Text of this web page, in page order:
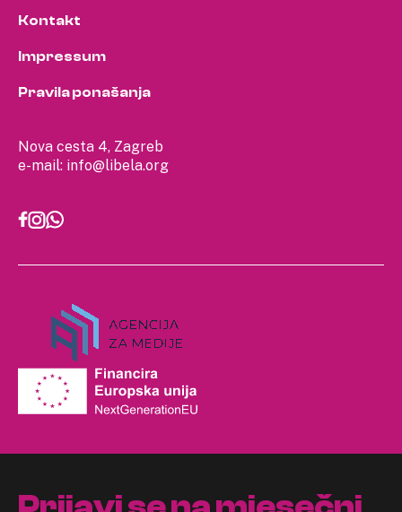
Nova cesta 4, Zagreb
e-mail: info@libela.org
Kontakt
Impressum
Pravila ponašanja